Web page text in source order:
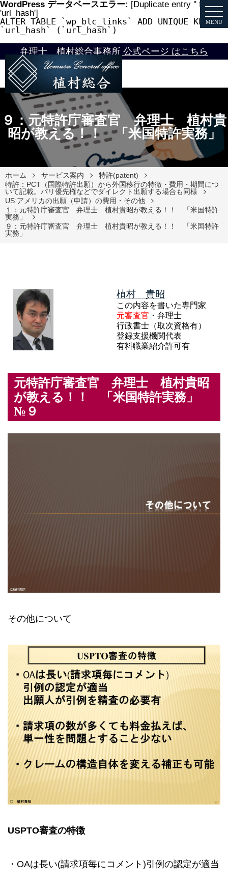
WordPress データベースエラー: [Duplicate entry '' for key
'url_hash']
ALTER TABLE `wp_blc_links` ADD UNIQUE KEY
`url_hash` (`url_hash`)
弁理士 植村総合事務所 公式ページ はこちら
MENU
９：元特許庁審査官 弁理士 植村貴
昭が教える！！ 「米国特許実務」
ホーム サービス案内
特許(patent)
特許：PCT（国際特許出願）から外国移行の特徴・費用・期間につ
いて記載。パリ優先権などでダイレクト出願する場合も同様
US:アメリカの出願（申請）の費用・その他
１：元特許庁審査官 弁理士 植村貴昭が教える！！ 「米国特許
実務」
９：元特許庁審査官 弁理士 植村貴昭が教える！！ 「米国特許
実務」
植村 貴昭
この内容を書いた専門家
元審査官 ・弁理士
行政書士（取次資格有）
登録支援機関代表
有料職業紹介許可有
元特許庁審査官 弁理士 植村貴昭
が教える！！ 「米国特許実務」
№９
その他について
USPTO審査の特徴
・OAは長い(請求項毎にコメント)引例の認定が適当